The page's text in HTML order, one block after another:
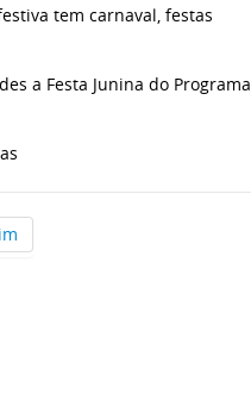
tem carnaval, festas
a Festa Junina do Programa